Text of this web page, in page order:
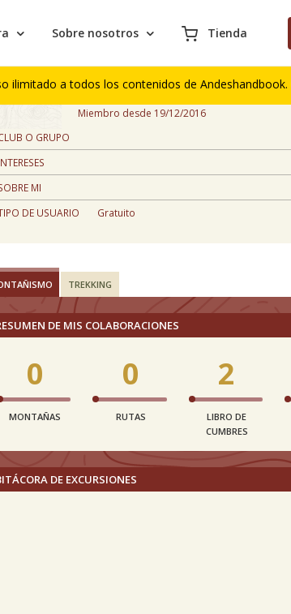
Sobre nosotros Tienda
ilimitado a todos los contenidos de Andeshandbook.
Miembro desde 19/12/2016
O GRUPO
MI
DE USUARIO
Gratuito
TREKKING
DE MIS COLABORACIONES
0
MONTAÑAS
0
RUTAS
2
LIBRO DE
CUMBRES
DE EXCURSIONES